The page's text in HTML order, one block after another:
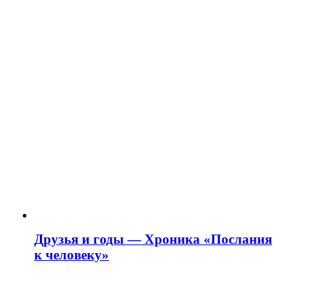
Друзья и годы — Хроника «Послания
к человеку»